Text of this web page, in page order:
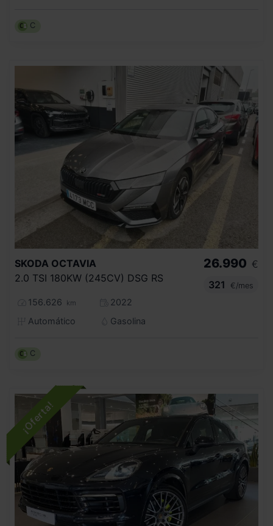
C
SKODA OCTAVIA
2.0 TSI 180KW (245CV) DSG RS
156.626 km
2022
Automático
Gasolina
26.990 €
321
€/mes
C